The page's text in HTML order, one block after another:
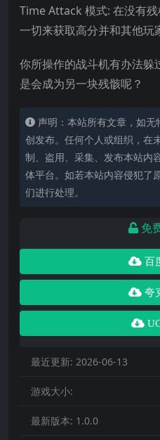
Time Attack 模式: 在没有
一切来获取高分并和其他玩
你所操作的战斗机有办法
是会成为另一块残骸呢？
声明：本站所有文章，如
创发布。任何个人或组织，在
制、盗用、采集、发布本站内
体平台。如若本站内容侵犯了
们进行处理。
免
百
夸
最近更新: 2026-06-13
游戏大小:
最新版本: 1.0.0